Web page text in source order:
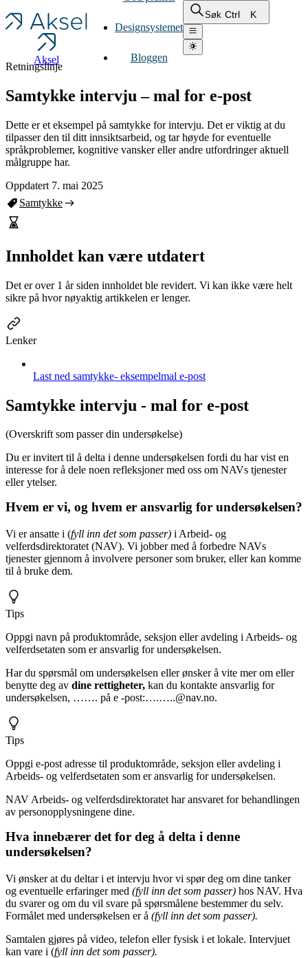
Aksel
Designsystemet
Bloggen
Søk Ctrl K
Retningslinje
Samtykke intervju – mal for e-post
Dette er et eksempel på samtykke for intervju. Det er viktig at du
tilpasser den til ditt innsiktsarbeid, og tar høyde for eventuelle
språkproblemer, kognitive vansker eller andre utfordringer aktuell
målgruppe har.
Oppdatert 7. mai 2025
Samtykke
Innholdet kan være utdatert
Det er over 1 år siden innholdet ble revidert. Vi kan ikke være helt
sikre på hvor nøyaktig artikkelen er lenger.
Lenker
Last ned samtykke- eksempelmal e-post
Samtykke intervju - mal for e-post
(Overskrift som passer din undersøkelse)
Du er invitert til å delta i denne undersøkelsen fordi du har vist en
interesse for å dele noen refleksjoner med oss om NAVs tjenester
eller ytelser.
Hvem er vi, og hvem er ansvarlig for undersøkelsen?
Vi er ansatte i (fyll inn det som passer) i Arbeid- og
velferdsdirektoratet (NAV). Vi jobber med å forbedre NAVs
tjenester gjennom å involvere personer som bruker, eller kan komme
til å bruke dem.
Tips
Oppgi navn på produktområde, seksjon eller avdeling i Arbeids- og
velferdsetaten som er ansvarlig for undersøkelsen.
Har du spørsmål om undersøkelsen eller ønsker å vite mer om eller
benytte deg av dine rettigheter, kan du kontakte ansvarlig for
undersøkelsen, ……. på e -post:….…..@nav.no.
Tips
Oppgi e-post adresse til produktområde, seksjon eller avdeling i
Arbeids- og velferdsetaten som er ansvarlig for undersøkelsen.
NAV Arbeids- og velferdsdirektoratet har ansvaret for behandlingen
av personopplysningene dine.
Hva innebærer det for deg å delta i denne
undersøkelsen?
Vi ønsker at du deltar i et intervju hvor vi spør deg om dine tanker
og eventuelle erfaringer med (fyll inn det som passer) hos NAV. Hva
du svarer og om du vil svare på spørsmålene bestemmer du selv.
Formålet med undersøkelsen er å (fyll inn det som passer).
Samtalen gjøres på video, telefon eller fysisk i et lokale. Intervjuet
kan vare i (fyll inn det som passer).